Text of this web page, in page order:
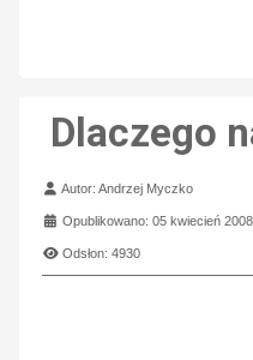
Dlaczego
Szczegóły
Autor:Andrzej Myczko
Opublikowano: 05 kwiecień 2008
Odsłon: 4930